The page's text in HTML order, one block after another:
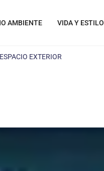
AMBIENTE VIDA Y ESTILO
EXTERIOR